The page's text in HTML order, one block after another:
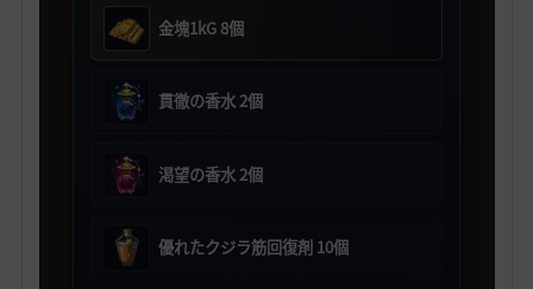
金塊1kG 8個
貫徹の香水 2個
渇望の香水 2個
優れたクジラ筋回復剤 10個